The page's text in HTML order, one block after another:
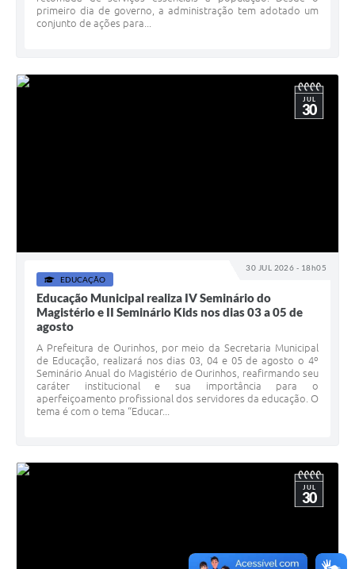
primeiro dia de governo, a administração tem adotado um
conjunto de ações para...
30 JUL 2026 - 18h05
JUL
30
EDUCAÇÃO
Educação Municipal realiza IV Seminário do
Magistério e II Seminário Kids nos dias 03 a 05 de
agosto
A Prefeitura de Ourinhos, por meio da Secretaria Municipal
de Educação, realizará nos dias 03, 04 e 05 de agosto o 4º
Seminário Anual do Magistério de Ourinhos, reafirmando seu
caráter institucional e sua importância para o
aperfeiçoamento profissional dos servidores da educação. O
tema é com o tema “Educar...
JUL
30